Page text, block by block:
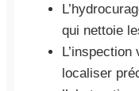
qui nettoie
localiser